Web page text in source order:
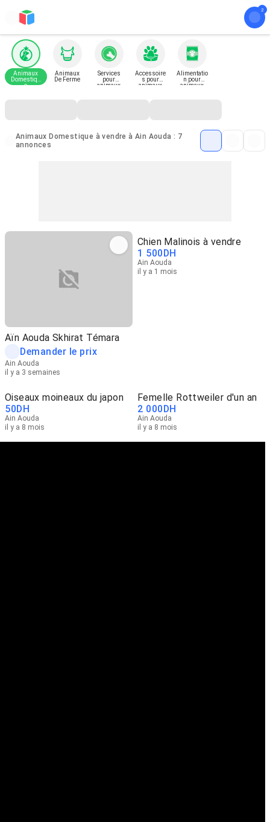
Animaux
Domestiqu
e
Animaux
De Ferme
Services
pour
animaux
Accessoire
s pour
animaux
Alimentatio
n pour
animaux
Animaux Domestique à vendre à Ain Aouda : 7
annonces
Aïn Aouda Skhirat Témara
Demander le prix
Ain Aouda
il y a 3 semaines
Chien Malinois à vendre
1 500DH
Ain Aouda
il y a 1 mois
Oiseaux moineaux du japon
50DH
Ain Aouda
il y a 8 mois
Femelle Rottweiler d'un an
2 000DH
Ain Aouda
il y a 8 mois